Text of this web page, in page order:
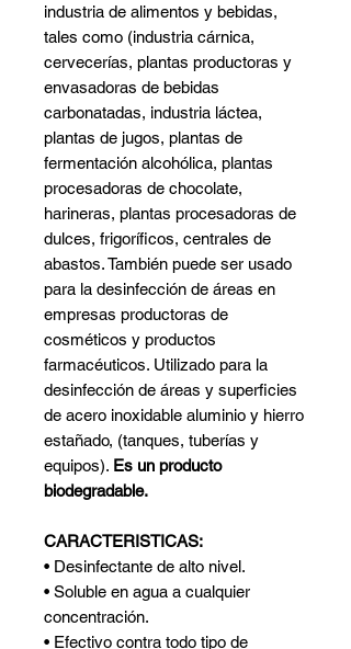
industria de alimentos y bebidas,
tales como (industria cárnica,
cervecerías, plantas productoras y
envasadoras de bebidas
carbonatadas, industria láctea,
plantas de jugos, plantas de
fermentación alcohólica, plantas
procesadoras de chocolate,
harineras, plantas procesadoras de
dulces, frigoríficos, centrales de
abastos. También puede ser usado
para la desinfección de áreas en
empresas productoras de
cosméticos y productos
farmacéuticos. Utilizado para la
desinfección de áreas y superficies
de acero inoxidable aluminio y hierro
estañado, (tanques, tuberías y
equipos). Es un producto
biodegradable.
CARACTERISTICAS:
• Desinfectante de alto nivel.
• Soluble en agua a cualquier
concentración.
• Efectivo contra todo tipo de